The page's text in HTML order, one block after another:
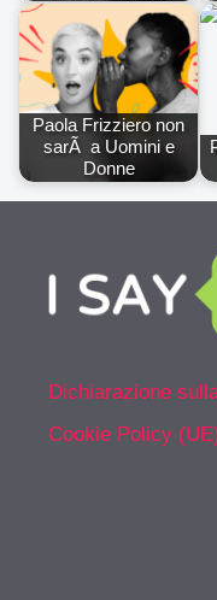
Paola Frizziero non
sarÃ a Uomini e
Donne
Dichiarazione
Cookie Policy